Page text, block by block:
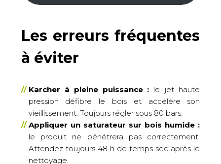
Les erreurs fréquentes
à éviter
Karcher à pleine puissance : le jet haute
pression défibre le bois et accélère son
vieillissement. Toujours régler sous 80 bars.
Appliquer un saturateur sur bois humide :
le produit ne pénétrera pas correctement.
Attendez toujours 48 h de temps sec après le
nettoyage.